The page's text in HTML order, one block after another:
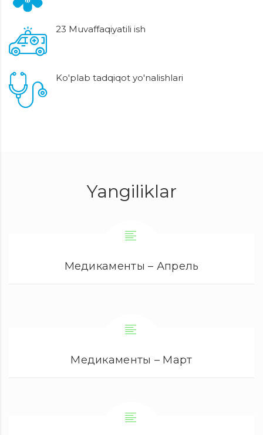
23 Muvaffaqiyatili ish
Ko'plab tadqiqot yo'nalishlari
Yangiliklar
Медикаменты – Апрель
Медикаменты – Март